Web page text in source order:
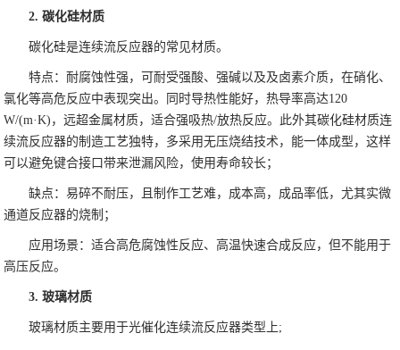
2. 碳化硅材质
碳化硅是连续流反应器的常见材质。
特点：耐腐蚀性强，可耐受强酸、强碱以及及卤素介质，在硝化、
氯化等高危反应中表现突出。同时导热性能好，热导率高达120
W/(m·K)，远超金属材质，适合强吸热/放热反应。此外其碳化硅材质连
续流反应器的制造工艺独特，多采用无压烧结技术，能一体成型，这样
可以避免键合接口带来泄漏风险，使用寿命较长；
缺点：易碎不耐压，且制作工艺难，成本高，成品率低，尤其实微
通道反应器的烧制；
应用场景：适合高危腐蚀性反应、高温快速合成反应，但不能用于
高压反应。
3. 玻璃材质
玻璃材质主要用于光催化连续流反应器类型上;